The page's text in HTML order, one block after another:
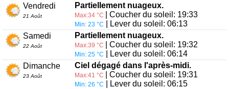
Vendredi
21 Août
Partiellement nuageux.
Max:34 °C | Coucher du soleil: 19:33
Min: 23 °C
| Lever du soleil: 06:13
Samedi
22 Août
Partiellement nuageux.
Max:39 °C | Coucher du soleil: 19:32
Min: 25 °C
| Lever du soleil: 06:14
Dimanche
23 Août
Ciel dégagé dans l'après-midi.
Max:41 °C | Coucher du soleil: 19:31
Min: 26 °C | Lever du soleil: 06:15